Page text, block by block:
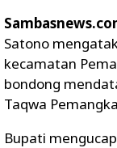
Satono
kecamatan
bondong
Taqwa
Bupati